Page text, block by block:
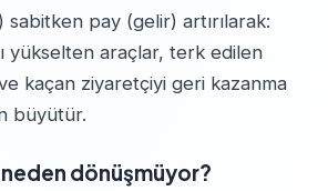
sabitken pay (gelir) artırılarak:
yükselten araçlar, terk edilen
kaçan ziyaretçiyi geri kazanma
büyütür.
dönüşmüyor?